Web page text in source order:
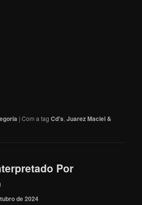
|Com a tagCd's,Juarez Maciel &
Por
de 2024